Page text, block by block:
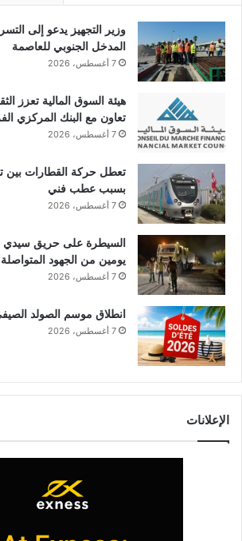
وزير التجهيز يدعو إلى
المدخل الجنوبي للعاصمة
7 أغسطس، 2026
هيئة السوق المالية تعزز
تعاون مع البنك المركزي
7 أغسطس، 2026
تعطل حركة القطارات بين
بسبب عطب فني
7 أغسطس، 2026
السيطرة على حريق سيدي
يومين من الجهود المتواصلة
7 أغسطس، 2026
انطلاق موسم الصولد
7 أغسطس، 2026
الإعلانات